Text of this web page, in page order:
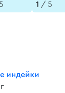
1 / 5
индейки